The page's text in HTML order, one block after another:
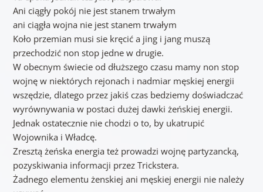
Ani ciągły pokój nie jest stanem trwałym
ani ciągła wojna nie jest stanem trwałym
Koło przemian musi sie kręcić a jing i jang muszą
przechodzić non stop jedne w drugie.
W obecnym świecie od dłuższego czasu mamy non stop
wojnę w niektórych rejonach i nadmiar męskiej energii
wszędzie, dlatego przez jakiś czas bedziemy doświadczać
wyrównywania w postaci dużej dawki żeńskiej energii.
Jednak ostatecznie nie chodzi o to, by ukatrupić
Wojownika i Władcę.
Zresztą żeńska energia też prowadzi wojnę partyzancką,
pozyskiwania informacji przez Trickstera.
Żadnego elementu żenskiej ani męskiej energii nie należy